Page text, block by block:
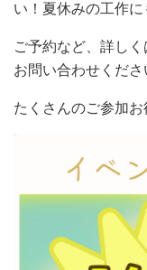
い！夏休みの工作
ご予約など、詳し
お問い合わせくださ
たくさんのご参加